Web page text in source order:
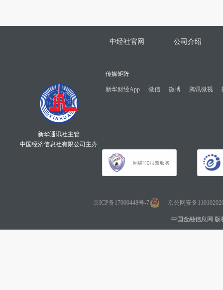
中经社官网 公司介绍
新华通讯社主管
中国经济信息社有限公司主办
传媒矩阵
新华财经App 微信 微博 腾讯微视
京ICP备17000448号-7 京公网安备
中国金融信息网 版